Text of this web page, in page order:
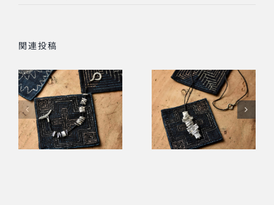
関連投稿